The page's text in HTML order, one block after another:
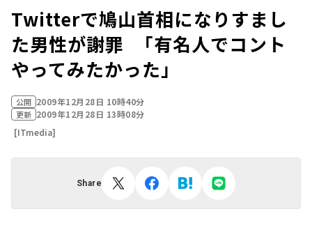
Twitterで鳩山首相になりすまし
た男性が謝罪 「有名人でコント
やってみたかった」
公開 2009年12月28日 10時40分
更新 2009年12月28日 13時08分
[ITmedia]
Share